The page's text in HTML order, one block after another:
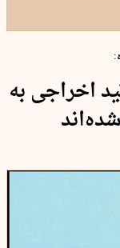
اساتید اخراجی به